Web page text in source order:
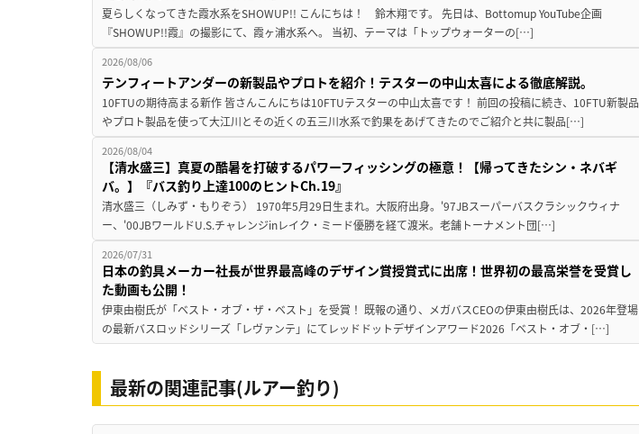
夏らしくなってきた霞水系をSHOWUP!! こんにちは！ 鈴木翔です。 先日は、Bottomup YouTube企画
『SHOWUP!!霞』の撮影にて、霞ヶ浦水系へ。 当初、テーマは「トップウォーターの[…]
2026/08/06
テンフィートアンダーの新製品やプロトを紹介！テスターの中山太喜による徹底解説。
10FTUの期待高まる新作 皆さんこんにちは10FTUテスターの中山太喜です！ 前回の投稿に続き、10FTU新製品
やプロト製品を使って大江川とその近くの五三川水系で釣果をあげてきたのでご紹介と共に製品[…]
2026/08/04
【清水盛三】真夏の酷暑を打破するパワーフィッシングの極意！【帰ってきたシン・ネバギ
バ。】『バス釣り上達100のヒントCh.19』
清水盛三（しみず・もりぞう） 1970年5月29日生まれ。大阪府出身。'97JBスーパーバスクラシックウィナ
ー、'00JBワールドU.S.チャレンジinレイク・ミード優勝を経て渡米。老舗トーナメント団[…]
2026/07/31
日本の釣具メーカー社長が世界最高峰のデザイン賞授賞式に出席！世界初の最高栄誉を受賞し
た動画も公開！
伊東由樹氏が「ベスト・オブ・ザ・ベスト」を受賞！ 既報の通り、メガバスCEOの伊東由樹氏は、2026年登場
の最新バスロッドシリーズ「レヴァンテ」にてレッドドットデザインアワード2026「ベスト・オブ・[…]
最新の関連記事(ルアー釣り)